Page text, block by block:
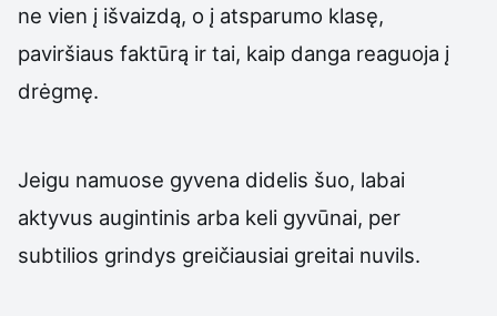
ne vien į išvaizdą, o į atsparumo klasę,
paviršiaus faktūrą ir tai, kaip danga reaguoja į
drėgmę.
Jeigu namuose gyvena didelis šuo, labai
aktyvus augintinis arba keli gyvūnai, per
subtilios grindys greičiausiai greitai nuvils.